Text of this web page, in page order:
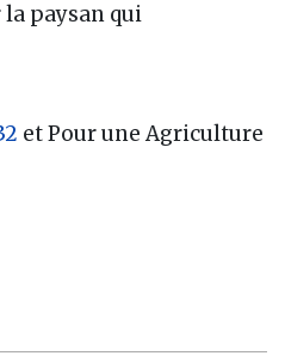
la paysan qui
et Pour une Agriculture